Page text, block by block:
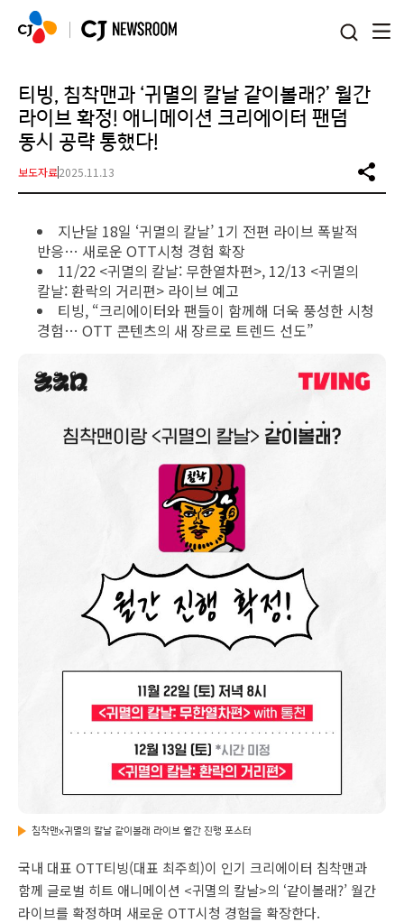
티빙, 침착맨과 ‘귀멸의 칼날 같이볼래?’ 월간
라이브 확정! 애니메이션 크리에이터 팬덤
동시 공략 통했다!
보도자료2025.11.13
지난달 18일 ‘귀멸의 칼날’ 1기 전편 라이브 폭발적
반응… 새로운 OTT시청 경험 확장
11/22 <귀멸의 칼날: 무한열차편>, 12/13 <귀멸의
칼날: 환락의 거리편> 라이브 예고
티빙, “크리에이터와 팬들이 함께해 더욱 풍성한 시청
경험… OTT 콘텐츠의 새 장르로 트렌드 선도”
침착맨x귀멸의 칼날 같이볼래 라이브 월간 진행 포스터
국내 대표 OTT티빙(대표 최주희)이 인기 크리에이터 침착맨과
함께 글로벌 히트 애니메이션 <귀멸의 칼날>의 ‘같이볼래?’ 월간
라이브를 확정하며 새로운 OTT시청 경험을 확장한다.